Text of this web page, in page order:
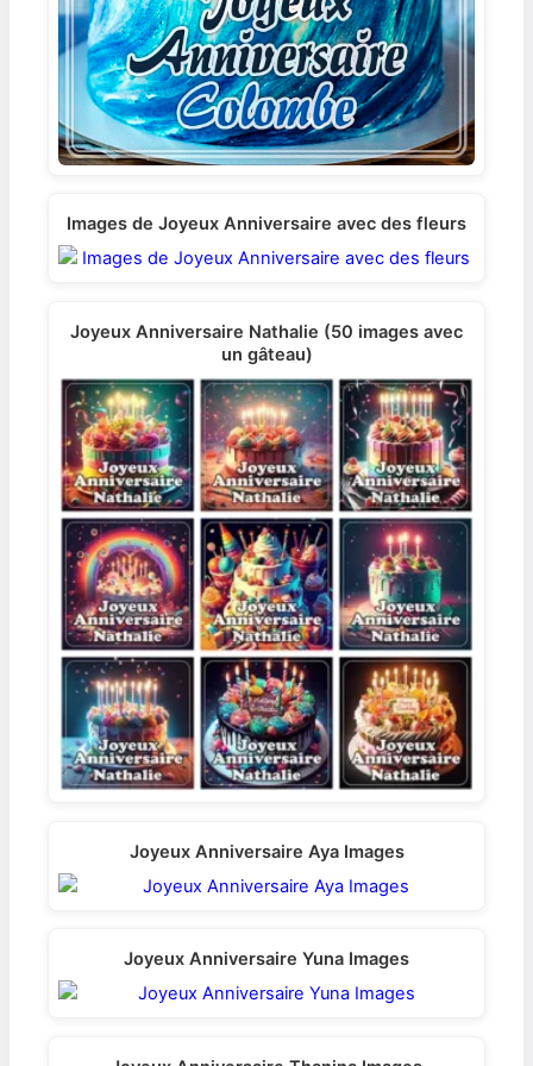
Images de Joyeux Anniversaire avec des fleurs
Joyeux Anniversaire Nathalie (50 images avec
un gâteau)
Joyeux Anniversaire Aya Images
Joyeux Anniversaire Yuna Images